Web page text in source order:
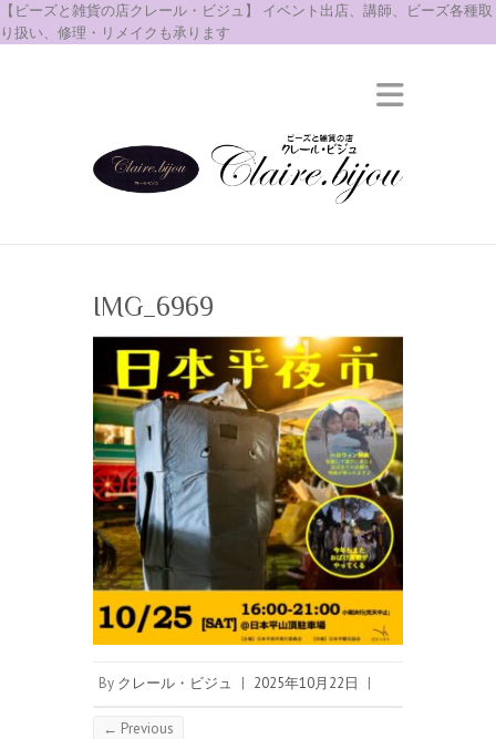
【ビーズと雑貨の店クレール・ビジュ】 イベント出店、講師、ビーズ各種取
り扱い、修理・リメイクも承ります
IMG_6969
By クレール・ビジュ | 2025年10月22日 |
← Previous